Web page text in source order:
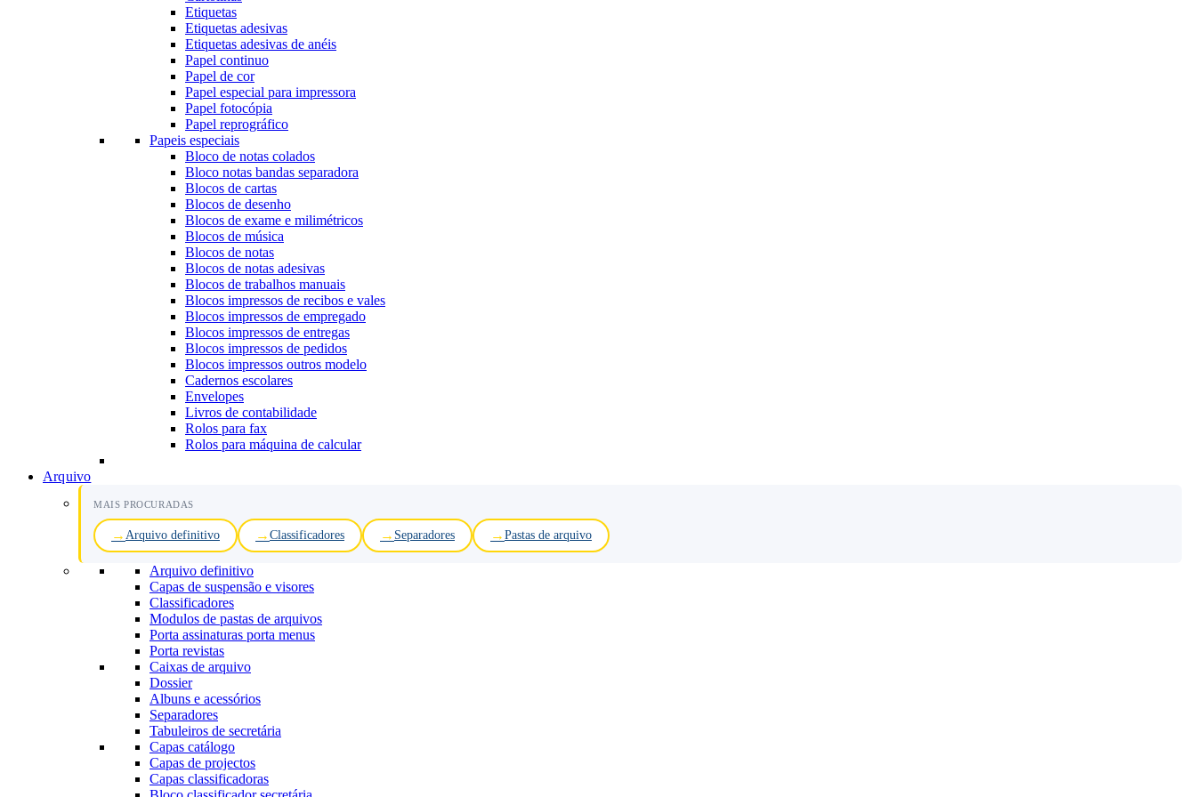
Etiquetas
Etiquetas adesivas
Etiquetas adesivas de anéis
Papel continuo
Papel de cor
Papel especial para impressora
Papel fotocópia
Papel reprográfico
Papeis especiais
Bloco de notas colados
Bloco notas bandas separadora
Blocos de cartas
Blocos de desenho
Blocos de exame e milimétricos
Blocos de música
Blocos de notas
Blocos de notas adesivas
Blocos de trabalhos manuais
Blocos impressos de recibos e vales
Blocos impressos de empregado
Blocos impressos de entregas
Blocos impressos de pedidos
Blocos impressos outros modelo
Cadernos escolares
Envelopes
Livros de contabilidade
Rolos para fax
Rolos para máquina de calcular
Arquivo
MAIS PROCURADAS
Arquivo definitivo Classificadores Separadores Pastas de arquivo
Arquivo definitivo
Capas de suspensão e visores
Classificadores
Modulos de pastas de arquivos
Porta assinaturas porta menus
Porta revistas
Caixas de arquivo
Dossier
Albuns e acessórios
Separadores
Tabuleiros de secretária
Capas catálogo
Capas de projectos
Capas classificadoras